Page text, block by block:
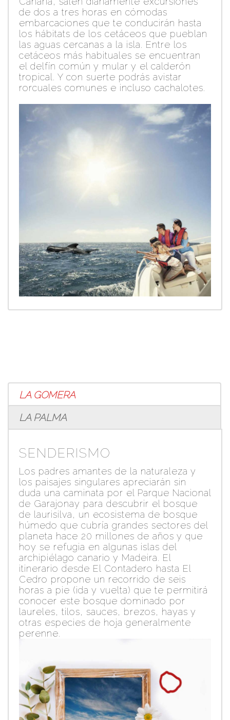
de dos a tres horas en cómodas
embarcaciones que te conducirán hasta
los hábitats de los cetáceos que pueblan
las aguas cercanas a la isla. Entre los
cetáceos más habituales se encuentran
el delfín común y mular y el calderón
tropical. Y con suerte podrás avistar
rorcuales comunes e incluso cachalotes.
LA GOMERA
LA PALMA
SENDERISMO
Los padres amantes de la naturaleza y
los paisajes singulares apreciarán sin
duda una caminata por el Parque Nacional
de Garajonay para descubrir el bosque
de laurisilva, un ecosistema de bosque
húmedo que cubría grandes sectores del
planeta hace 20 millones de años y que
hoy se refugia en algunas islas del
archipiélago canario y Madeira. El
itinerario desde El Contadero hasta El
Cedro propone un recorrido de seis
horas a pie (ida y vuelta) que te permitirá
conocer este bosque dominado por
laureles, tilos, sauces, brezos, hayas y
otras especies de hoja generalmente
perenne.